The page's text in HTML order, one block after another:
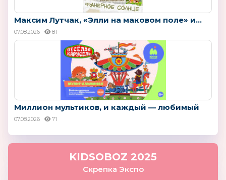
Максим Лутчак, «Элли на маковом поле» и...
07.08.2026 81
Миллион мультиков, и каждый — любимый
07.08.2026 71
KIDSOBOZ 2025
Скрепка Экспо